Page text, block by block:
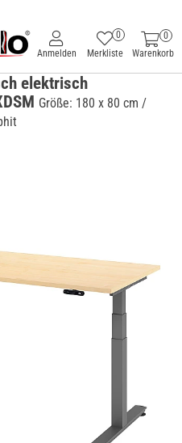
0
Warenkorb
Merkliste
0
Anmelden
elektrisch
Größe: 180 x 80 cm /